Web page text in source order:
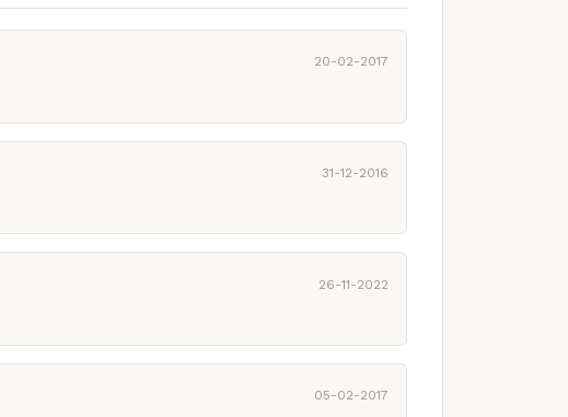
20-02-2017
31-12-2016
26-11-2022
05-02-2017